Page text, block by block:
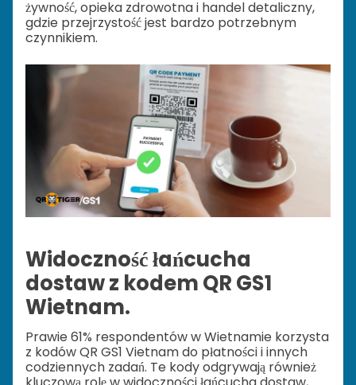
żywność, opieka zdrowotna i handel detaliczny,
gdzie przejrzystość jest bardzo potrzebnym
czynnikiem.
Widoczność łańcucha
dostaw z kodem QR GS1
Wietnam.
Prawie 61% respondentów w Wietnamie korzysta
z kodów QR GS1 Vietnam do płatności i innych
codziennych zadań. Te kody odgrywają również